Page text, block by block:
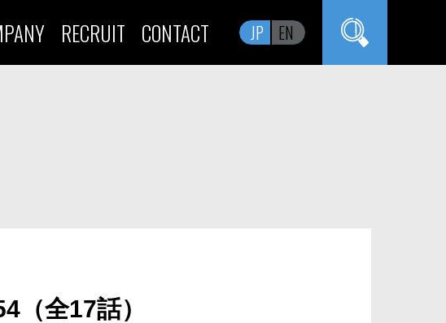
RECRUIT CONTACT JP EN
（全17話）